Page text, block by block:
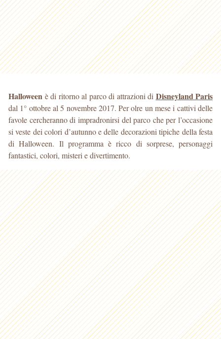
Halloween è di ritorno al parco di attrazioni di Disneyland Paris
dal 1° ottobre al 5 novembre 2017. Per olre un mese i cattivi delle
favole cercheranno di impradronirsi del parco che per l’occasione
si veste dei colori d’autunno e delle decorazioni tipiche della festa
di Halloween. Il programma è ricco di sorprese, personaggi
fantastici, colori, misteri e divertimento.